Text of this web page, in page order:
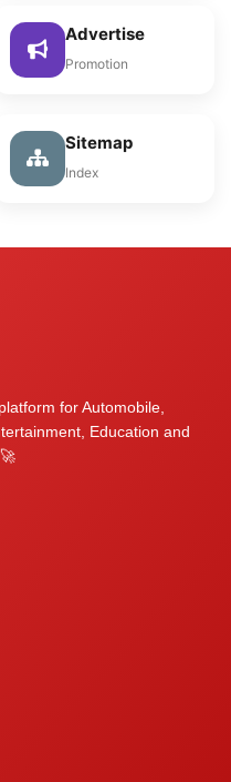
Advertise
Promotion
Sitemap
Index
for Automobile,
Education and